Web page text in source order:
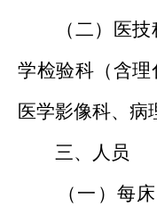
（二）医技
学检验科（含理
医学影像科、病
三、人员
（一）每床